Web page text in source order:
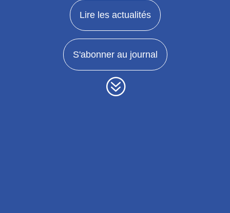
Lire les actualités
S'abonner au journal
?